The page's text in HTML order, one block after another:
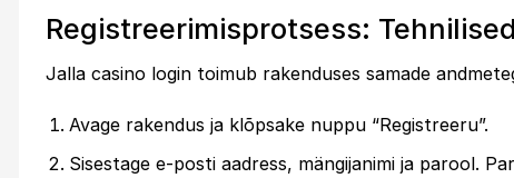
Registreerimisprotsess:
Jalla casino login toimub rakenduses samade
Avage rakendus ja klõpsake nuppu “Registreeru”.
Sisestage e-posti aadress, mängijanimi ja parool.